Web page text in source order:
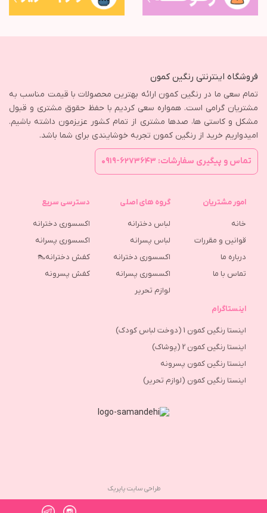
فروشگاه اینترنتی رنگین کمون
تمام سعی ما در رنگین کمون ارائه بهترین محصولات با قیمت مناسب به
مشتریان گرامی است. همواره سعی کردیم با حفظ حقوق مشتری و قبول
مشکل و کاستی ها، صدها مشتری از تمام کشور عزیزمون داشته باشیم.
امیدواریم خرید از رنگین کمون تجربه خوشایندی برای شما باشد.
تماس و پیگیری سفارشات: ۶۲۷۳۶۴۳-۰۹۱۹
امور مشتریان
خانه
قوانین و مقررات
درباره ما
تماس با ما
گروه های اصلی
لباس دخترانه
لباس پسرانه
اکسسوری دخترانه
اکسسوری پسرانه
لوازم تحریر
دسترسی سریع
اکسسوری دخترانه
اکسسوری پسرانه
کفش دخترانه👠
كفش پسرونه
اینستاگرام
اینستا رنگین کمون 1 (دوخت لباس کودک)
اینستا رنگین کمون 2 (پوشاک)
اینستا رنگین کمون پسرونه
اینستا رنگین کمون (لوازم تحریر)
طراحی سایت پاپریک